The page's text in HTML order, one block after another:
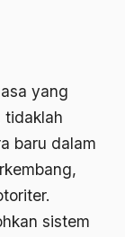
yang
tidaklah
baru dalam
sistem